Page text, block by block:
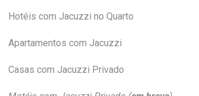
Hotéis com Jacuzzi no Quarto
Apartamentos com Jacuzzi
Casas com Jacuzzi Privado